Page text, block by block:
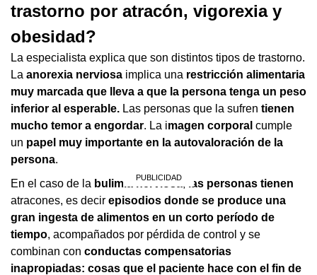
38
seconds
trastorno por atracón, vigorexia y
obesidad?
La especialista explica que son distintos tipos de trastorno.
La anorexia nerviosa implica una restricción alimentaria
muy marcada que lleva a que la persona tenga un peso
inferior al esperable. Las personas que la sufren tienen
mucho temor a engordar. La imagen corporal cumple
un papel muy importante en la autovaloración de la
persona.
En el caso de la bulimia nerviosa
las personas tienen
atracones, es decir episodios donde se produce una
gran ingesta de alimentos en un corto período de
tiempo, acompañados por pérdida de control y se
combinan con conductas compensatorias
inapropiadas: cosas que el paciente hace con el fin de